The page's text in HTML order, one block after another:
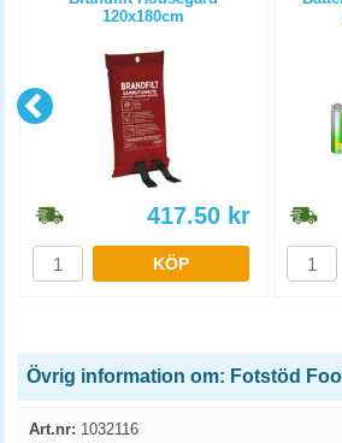
120x180cm
417.50 kr
KÖP
Övrig information om: Fotstöd
Art.nr: 1032116